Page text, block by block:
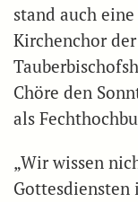
stand auch
Kirchenchor
Chöre den
als
„Wir wissen
Gottesdiensten